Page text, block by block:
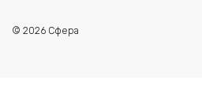
© 2026 Сфера